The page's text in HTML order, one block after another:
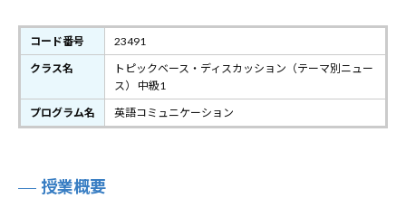
コード番号
23491
クラス名
トピックベース・ディスカッション（テーマ別ニュー
ス） 中級1
プログラム名
英語コミュニケーション
授業概要